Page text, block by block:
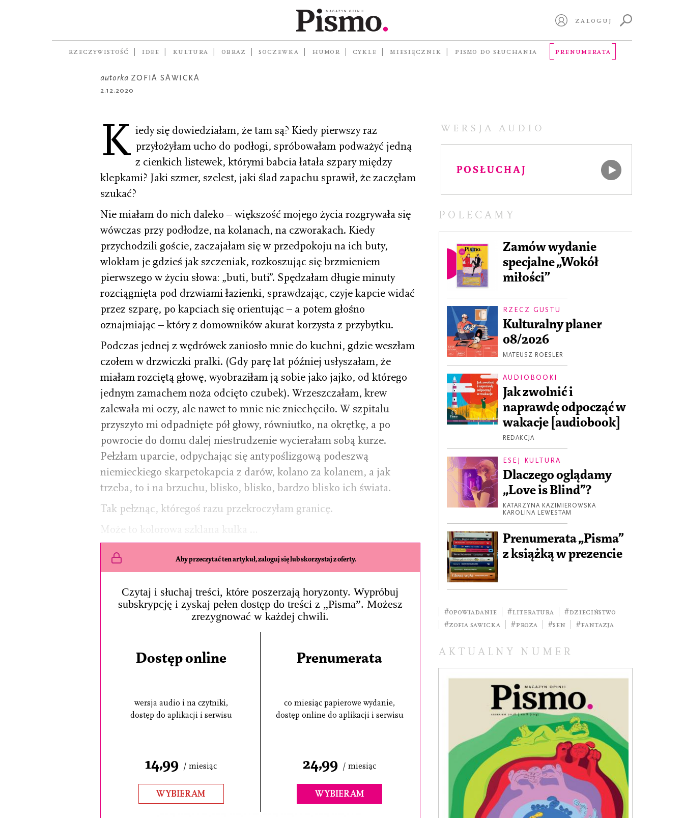
ZALOGUJ
RZECZYWISTOŚĆ IDEE KULTURA OBRAZ SOCZEWKA HUMOR CYKLE MIESIĘCZNIK PISMO DO SŁUCHANIA PRENUMERATA
nawet złe
autorka ZOFIA SAWICKA
2.12.2020
WERSJA AUDIO
POSŁUCHAJ
K iedy się dowiedziałam, że tam są? Kiedy pierwszy raz
przyłożyłam ucho do podłogi, spróbowałam podważyć jedną
z cienkich listewek, którymi babcia łatała szpary między
klepkami? Jaki szmer, szelest, jaki ślad zapachu sprawił, że zaczęłam
szukać?
Nie miałam do nich daleko – większość mojego życia rozgrywała się
wówczas przy podłodze, na kolanach, na czworakach. Kiedy
przychodzili goście, zaczajałam się w przedpokoju na ich buty,
wlokłam je gdzieś jak szczeniak, rozkoszując się brzmieniem
pierwszego w życiu słowa: „buti, buti”. Spędzałam długie minuty
rozciągnięta pod drzwiami łazienki, sprawdzając, czyje kapcie widać
przez szparę, po kapciach się orientując – a potem głośno
oznajmiając – który z domowników akurat korzysta z przybytku.
Podczas jednej z wędrówek zaniosło mnie do kuchni, gdzie weszłam
czołem w drzwiczki pralki. (Gdy parę lat później usłyszałam, że
miałam rozciętą głowę, wyobraziłam ją sobie jako jajko, od którego
jednym zamachem noża odcięto czubek). Wrzeszczałam, krew
zalewała mi oczy, ale nawet to mnie nie zniechęciło. W szpitalu
przyszyto mi odpadnięte pół głowy, równiutko, na okrętkę, a po
powrocie do domu dalej niestrudzenie wycierałam sobą kurze.
Pełzłam uparcie, odpychając się antypoślizgową podeszwą
niemieckiego skarpetokapcia z darów, kolano za kolanem, a jak
trzeba, to i na brzuchu, blisko, blisko, bardzo blisko ich świata.
Tak pełznąc, któregoś razu przekroczyłam granicę.
Może to kolorowa szklana kulka …
Aby przeczytać ten artykuł, zaloguj się lub skorzystaj z oferty.
Czytaj i słuchaj treści, które poszerzają horyzonty. Wypróbuj
subskrypcję i zyskaj pełen dostęp do treści z „Pisma”. Możesz
zrezygnować w każdej chwili.
Dostęp online
wersja audio i na czytniki,
dostęp do aplikacji i serwisu
14,99 / miesiąc
WYBIERAM
Prenumerata
co miesiąc papierowe wydanie,
dostęp online do aplikacji i serwisu
24,99 / miesiąc
WYBIERAM
POLECAMY
Zamów wydanie
specjalne „Wokół
miłości”
RZECZ GUSTU
Kulturalny planer
08/2026
MATEUSZ ROESLER
AUDIOBOOKI
Jak zwolnić i
naprawdę odpocząć w
wakacje [audiobook]
REDAKCJA
ESEJ KULTURA
Dlaczego oglądamy
„Love is Blind”?
KATARZYNA KAZIMIEROWSKA
KAROLINA LEWESTAM
Prenumerata „Pisma”
z książką w prezencie
#opowiadanie #literatura
#dzieciństwo
#Zofia Sawicka
#Proza #sen #fantazja
AKTUALNY NUMER